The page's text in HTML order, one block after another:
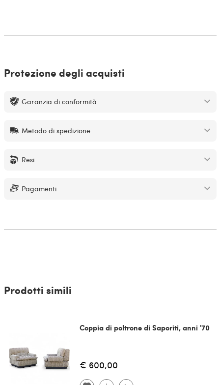
Protezione degli acquisti
Garanzia di conformità
Metodo di spedizione
Resi
Pagamenti
Prodotti simili
Coppia di poltrone di Saporiti, anni '70
€ 600,00